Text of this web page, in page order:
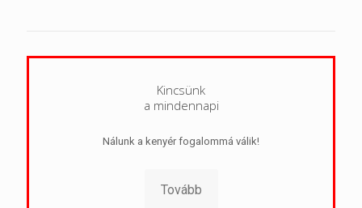
Kincsünk
a mindennapi
Nálunk a kenyér fogalommá válik!
Tovább